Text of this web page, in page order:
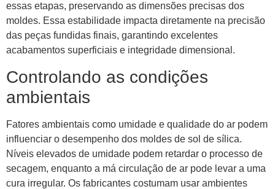
essas etapas, preservando as dimensões precisas dos
moldes. Essa estabilidade impacta diretamente na precisão
das peças fundidas finais, garantindo excelentes
acabamentos superficiais e integridade dimensional.
Controlando as condições
ambientais
Fatores ambientais como umidade e qualidade do ar podem
influenciar o desempenho dos moldes de sol de sílica.
Níveis elevados de umidade podem retardar o processo de
secagem, enquanto a má circulação de ar pode levar a uma
cura irregular. Os fabricantes costumam usar ambientes